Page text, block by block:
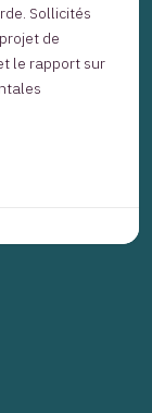
Sollicités
de
le rapport sur